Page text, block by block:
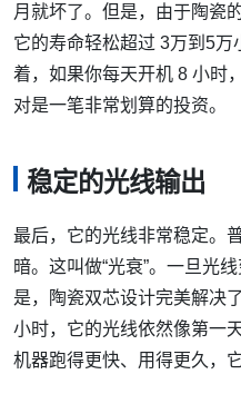
月就坏了。但是，由于陶瓷
它的寿命轻松超过 3万到5
着，如果你每天开机 8 小时
对是一笔非常划算的投资。
稳定的光线输出
最后，它的光线非常稳定。
暗。这叫做“光衰”。一旦光
是，陶瓷双芯设计完美解决
小时，它的光线依然像第一
机器跑得更快、用得更久，